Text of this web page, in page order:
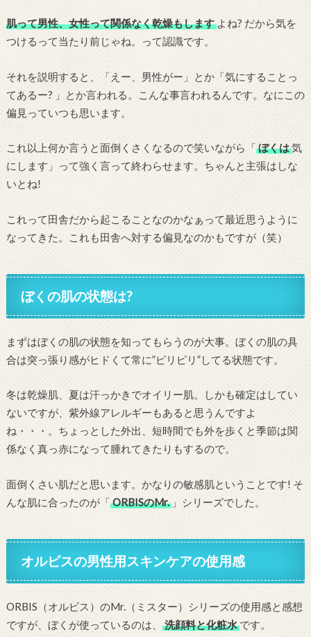
肌って男性、女性って関係なく乾燥もしますよね? だから気を
つけるって当たり前じゃね。って認識です。
それを説明すると、「えー、男性がー」とか「気にすることっ
てあるー? 」とか言われる。こんな事言われるんです。なにこの
偏見っていつも思います。
これ以上何か言うと面倒くさくなるので笑いながら「 ぼくは気
にします」って強く言って終わらせます。ちゃんと主張はしな
いとね!
これって田舎だから起こることなのかなぁって最近思うように
なってきた。これも田舎へ対する偏見なのかもですが（笑）
ぼくの肌の状態は?
まずはぼくの肌の状態を知ってもらうのが大事。ぼくの肌の具
合は突っ張り感がヒドくて常に”ピリピリ”してる状態です。
冬は乾燥肌、夏は汗っかきでオイリー肌。しかも確定はしてい
ないですが、紫外線アレルギーもあると思うんですよ
ね・・・。ちょっとした外出、短時間でも外を歩くと季節は関
係なく真っ赤になって腫れてきたりもするので。
面倒くさい肌だと思います。かなりの敏感肌ということです! そ
んな肌に合ったのが「 ORBISのMr.」シリーズでした。
オルビスの男性用スキンケアの使用感
ORBIS（オルビス）のMr.（ミスター）シリーズの使用感と感想
ですが、ぼくが使っているのは、
洗顔料と化粧水です。